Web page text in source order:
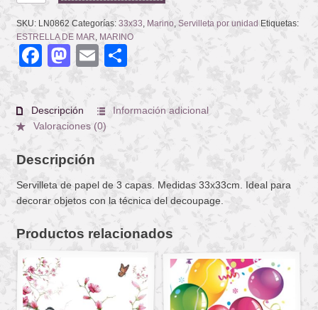
BOARD
cantidad
SKU: LN0862 Categorías: 33x33, Marino, Servilleta por unidad Etiquetas:
ESTRELLA DE MAR, MARINO
Facebook
Mastodon
Email
Descripción
Información adicional
Valoraciones (0)
Descripción
Servilleta de papel de 3 capas. Medidas 33x33cm. Ideal para
decorar objetos con la técnica del decoupage.
Productos relacionados